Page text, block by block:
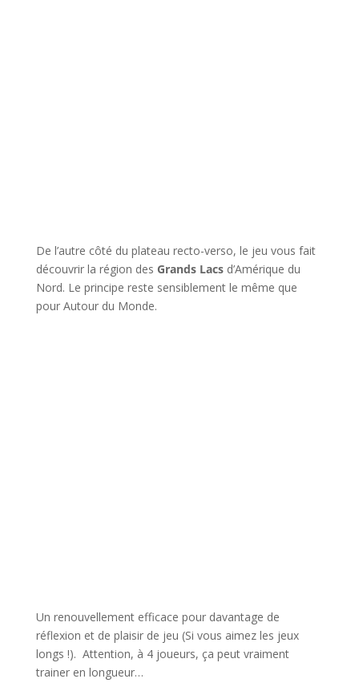
De l’autre côté du plateau recto-verso, le jeu vous fait
découvrir la région des Grands Lacsd’Amérique du
Nord. Le principe reste sensiblement le même que
pour Autour du Monde.
Un renouvellement efficace pour davantage de
réflexion et de plaisir de jeu (Si vous aimez les jeux
longs !). Attention, à 4 joueurs, ça peut vraiment
trainer en longueur…